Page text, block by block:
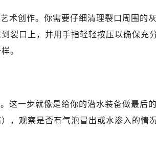
术创作。你需要仔细清理裂口周围的
裂口上，并用手指轻轻按压以确保充
。
这一步就像是给你的潜水装备做最后
，观察是否有气泡冒出或水渗入的情